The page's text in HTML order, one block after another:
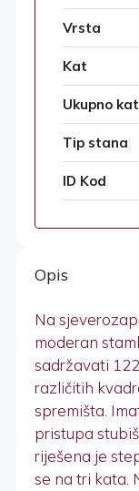
Vrsta
Kat
Ukupno
Tip stana
ID Kod
Opis
Na
moderan
sadržavati
različitih
spremišta.
pristupa
riješena je
se na tri kata.